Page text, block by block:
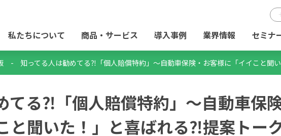
私たちについて 商品・サービス 導入事例 業界情報 セミナ
- 知ってる人は勧めてる⁈「個人賠償特約」～自動車保険・お客様に「イイこと聞
てる⁈「個人賠償特約」～自動車保
と聞いた！」と喜ばれる⁈提案トー